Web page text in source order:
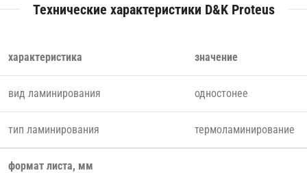
Технические характеристики D&K Proteus
характеристика значение
вид ламинирования одностонее
тип ламинирования термоламинирование
формат листа, мм